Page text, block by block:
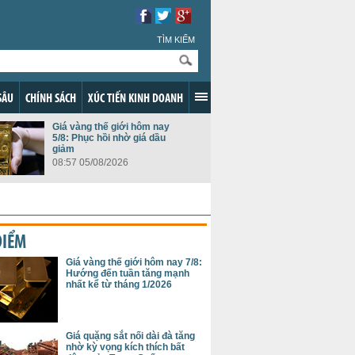
TÌM KIẾM
CHÍNH SÁCH XÚC TIẾN KINH DOANH
Giá vàng thế giới hôm nay
5/8: Phục hồi nhờ giá dầu
giảm
08:57 05/08/2026
Giá vàng thế giới hôm nay 7/8:
Hướng đến tuần tăng mạnh
nhất kể từ tháng 1/2026
Giá quặng sắt nối dài đà tăng
nhờ kỳ vọng kích thích bất